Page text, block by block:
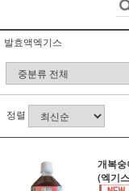
발효액엑기스
정렬
개복
(엑기